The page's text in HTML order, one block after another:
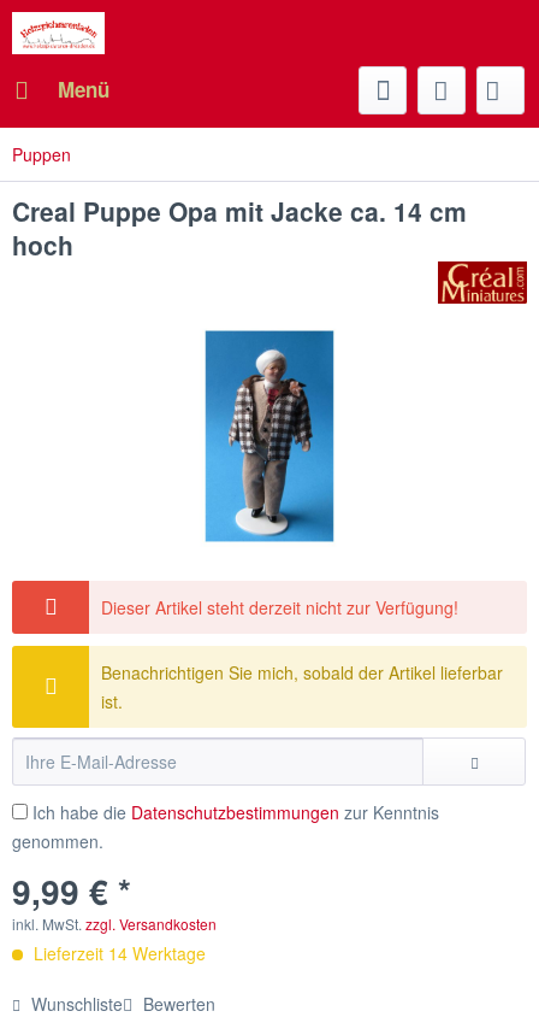
Menü
Puppen
Creal Puppe Opa mit Jacke ca. 14 cm
hoch
Dieser Artikel steht derzeit nicht zur Verfügung!
Benachrichtigen Sie mich, sobald der Artikel lieferbar
ist.
Ich habe die Datenschutzbestimmungen zur Kenntnis
genommen.
9,99 € *
inkl. MwSt. zzgl. Versandkosten
Lieferzeit 14 Werktage
Wunschliste Bewerten